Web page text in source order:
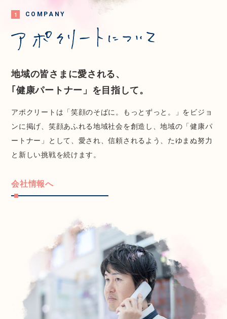
1 C O M P A NY
地域の皆さまに愛される、
｢健康パートナー」を目指して。
アポクリートは「笑顔のそばに。もっとずっと。」をビジョ
ンに掲げ、笑顔あふれる地域社会を創造し、地域の「健康パ
ートナー」として、愛され、信頼されるよう、たゆまぬ努力
と新しい挑戦を続けます。
会社情報へ